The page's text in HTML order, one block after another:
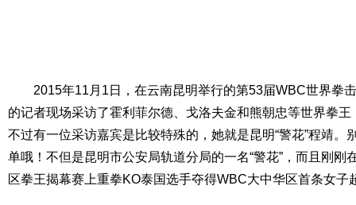
2015年11月1日，在云南昆明举行的第53届WBC世界拳
的记者现场采访了霍利菲尔德、戈洛夫金和熊朝忠等世界拳
不过有一位采访嘉宾是比较特殊的，她就是昆明“警花”程靖。
单哦！不但是昆明市公安局轨道分局的一名“警花”，而且刚刚
区拳王揭幕赛上重拳KO泰国选手夺得WBC大中华区首条女子